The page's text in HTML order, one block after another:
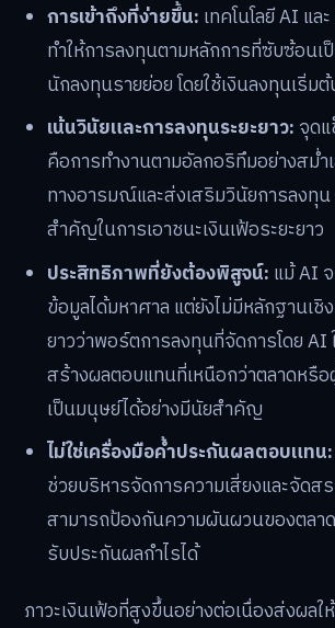
การเข้าถึงที่ง่ายขึ้น: เทคโนโลยี AI แ
ทำให้การลงทุนตามหลักการที่ซับซ้อนเ
นักลงทุนรายย่อย โดยใช้เงินลงทุนเริ่ม
เน้นวินัยและการลงทุนระยะยาว: จุด
คือการทำงานตามอัลกอริทึมอย่างสม่
ทางอารมณ์และส่งเสริมวินัยการลงทุ
สำคัญในการเอาชนะเงินเฟ้อระยะยาว
ประสิทธิภาพที่ยังต้องพิสูจน์: แม้ AI
ข้อมูลได้มหาศาล แต่ยังไม่มีหลักฐานเชิ
ยาวว่าพอร์ตการลงทุนที่จัดการโดย AI
สร้างผลตอบแทนที่เหนือกว่าตลาดหรื
เป็นมนุษย์ได้อย่างมีนัยสำคัญ
ไม่ใช่เครื่องมือค้ำประกันผลตอบแทน:
ช่วยบริหารจัดการความเสี่ยงและจัด
สามารถป้องกันความผันผวนของตลา
รับประกันผลกำไรได้
ภาวะเงินเฟ้อที่สูงขึ้นอย่างต่อเนื่องส่งผล